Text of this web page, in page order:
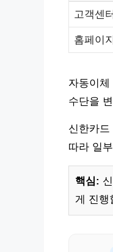
고객센
홈페이
자동이
수단을
신한카
따라 일
핵심:
게 진행